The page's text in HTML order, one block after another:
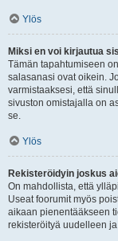
Ylös
Miksi en voi kirjautua
Tämän tapahtumiseen
salasanasi ovat oikein.
varmistaaksesi, että
sivuston omistajalla on
se.
Ylös
Rekisteröidyin joskus
On mahdollista, että
Useat foorumit myös
aikaan pienentääkseen
rekisteröityä uudelleen